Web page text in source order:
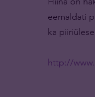
eemaldati
ka
http://